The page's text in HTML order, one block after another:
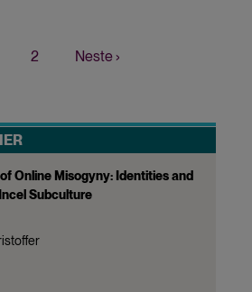
Page
2
Neste
Neste ›
Online Misogyny: Identities and
Subculture